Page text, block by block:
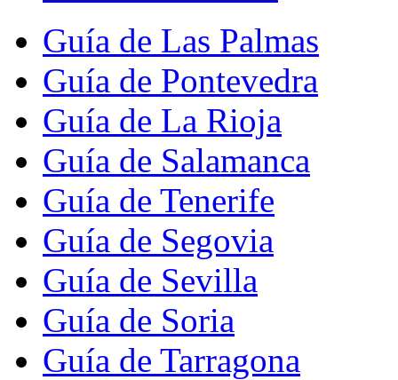
Guía de Las Palmas
Guía de Pontevedra
Guía de La Rioja
Guía de Salamanca
Guía de Tenerife
Guía de Segovia
Guía de Sevilla
Guía de Soria
Guía de Tarragona